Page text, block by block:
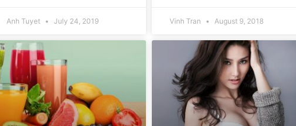
Anh Tuyet July 24, 2019 Vinh Tran August 9, 2018